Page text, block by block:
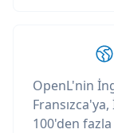
OpenL'nin
100'den